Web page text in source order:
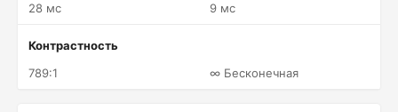
28 мс
9 мс
Контрастность
789:1
∞ Бесконечная